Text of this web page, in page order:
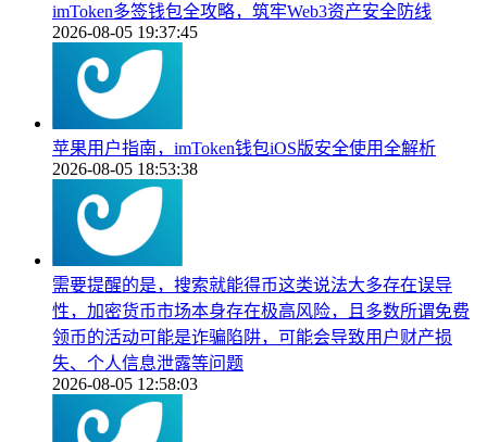
imToken多签钱包全攻略，筑牢Web3资产安全防线
2026-08-05 19:37:45
苹果用户指南，imToken钱包iOS版安全使用全解析
2026-08-05 18:53:38
需要提醒的是，搜索就能得币这类说法大多存在误导
性，加密货币市场本身存在极高风险，且多数所谓免费
领币的活动可能是诈骗陷阱，可能会导致用户财产损
失、个人信息泄露等问题
2026-08-05 12:58:03